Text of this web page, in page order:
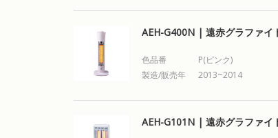
AEH-G400N | 遠赤グラファイ
色品番
P(ピンク)
製造/販売年
2013~2014
AEH-G101N | 遠赤グラファイ